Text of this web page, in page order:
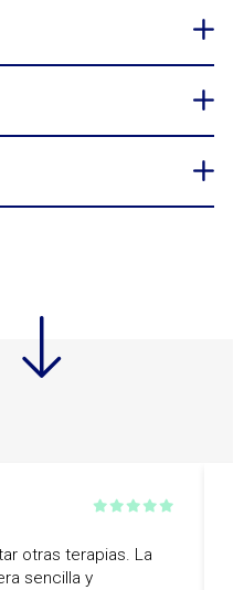
otras terapias. La
sencilla y